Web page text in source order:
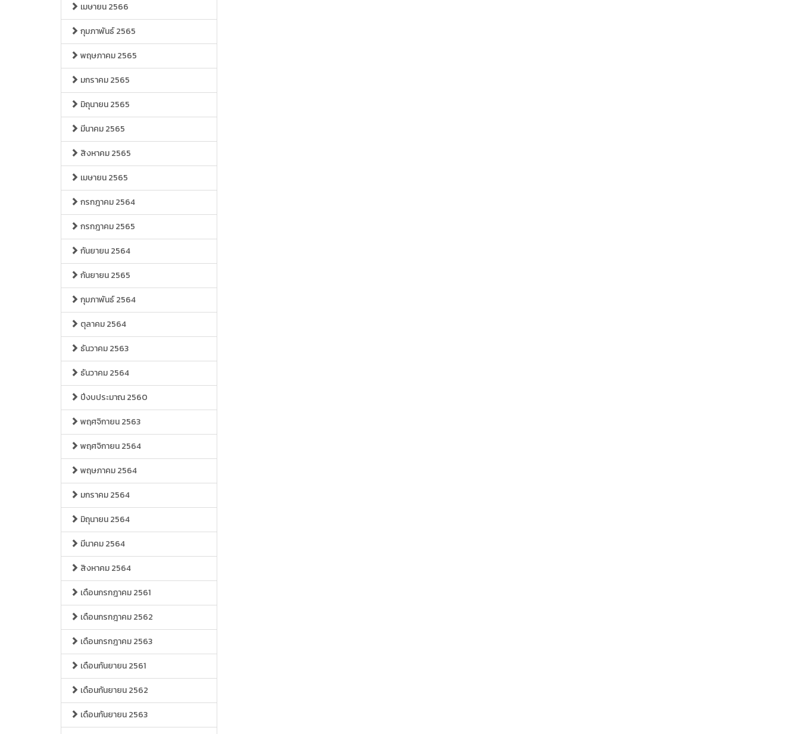
เมษายน 2566
กุมภาพันธ์ 2565
พฤษภาคม 2565
มกราคม 2565
มิถุนายน 2565
มีนาคม 2565
สิงหาคม 2565
เมษายน 2565
กรกฎาคม 2564
กรกฎาคม 2565
กันยายน 2564
กันยายน 2565
กุมภาพันธ์ 2564
ตุลาคม 2564
ธันวาคม 2563
ธันวาคม 2564
ปีงบประมาณ 2560
พฤศจิกายน 2563
พฤศจิกายน 2564
พฤษภาคม 2564
มกราคม 2564
มิถุนายน 2564
มีนาคม 2564
สิงหาคม 2564
เดือนกรกฎาคม 2561
เดือนกรกฎาคม 2562
เดือนกรกฎาคม 2563
เดือนกันยายน 2561
เดือนกันยายน 2562
เดือนกันยายน 2563